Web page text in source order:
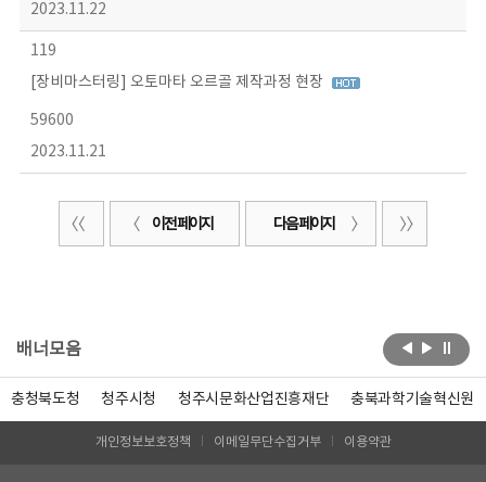
2023.11.22
119
[장비마스터링] 오토마타 오르골 제작과정 현장
59600
2023.11.21
이전 페이지 다음 페이지
배너모음
충청북도청 청주시청 청주시문화산업진흥재단 충북과학기술혁신원
개인정보보호정책 이메일무단수집거부 이용약관